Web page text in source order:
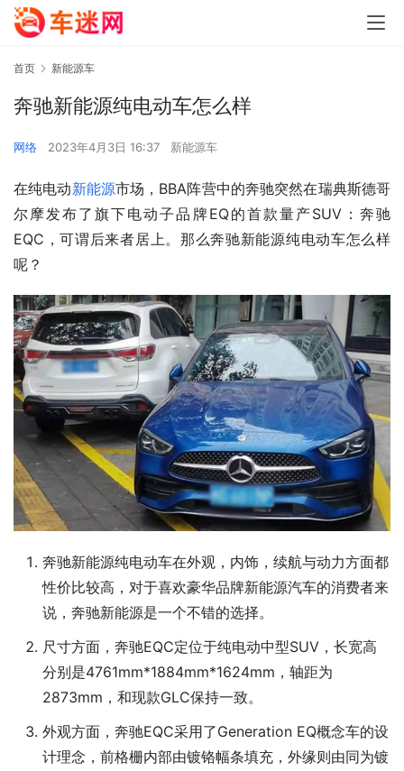
首页 新能源车
奔驰新能源纯电动车怎么样
网络 2023年4月3日 16:37 新能源车
在纯电动新能源市场，BBA阵营中的奔驰突然在瑞典斯德哥
尔摩发布了旗下电动子品牌EQ的首款量产SUV：奔驰
EQC，可谓后来者居上。那么奔驰新能源纯电动车怎么样
呢？
奔驰新能源纯电动车在外观，内饰，续航与动力方面都
性价比较高，对于喜欢豪华品牌新能源汽车的消费者来
说，奔驰新能源是一个不错的选择。
尺寸方面，奔驰EQC定位于纯电动中型SUV，长宽高
分别是4761mm*1884mm*1624mm，轴距为
2873mm，和现款GLC保持一致。
外观方面，奔驰EQC采用了Generation EQ概念车的设
计理念，前格栅内部由镀铬幅条填充，外缘则由同为镀